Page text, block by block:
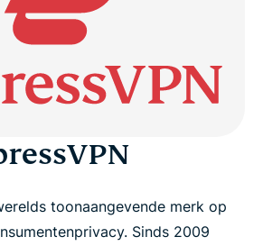
toonaangevende merk op
Sinds 2009